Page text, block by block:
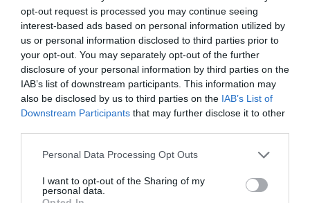
opt-out request is processed you may continue seeing
interest-based ads based on personal information utilized by
us or personal information disclosed to third parties prior to
your opt-out. You may separately opt-out of the further
disclosure of your personal information by third parties on the
IAB’s list of downstream participants. This information may
also be disclosed by us to third parties on the IAB’s List of
Downstream Participants that may further disclose it to other
Personal Data Processing Opt Outs
I want to opt-out of the Sharing of my
personal data.
Mathématiquesa commenté l'article :
19 h 23 sans escale : le Boeing 777F de National
Airlines relie l’Écosse à l’Australie
Badissi novembri a commenté l'article :
l’horizon 2030